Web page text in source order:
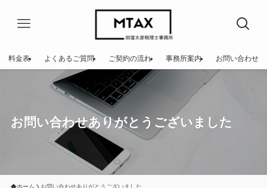
料金表 よくあるご質問 ご契約の流れ 事務所案内 お問い合わせ
お問い合わせありがとうございました